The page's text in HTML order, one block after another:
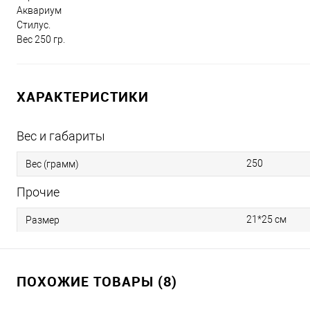
Аквариум
Стилус.
Вес 250 гр.
ХАРАКТЕРИСТИКИ
Вес и габариты
Вес (грамм) 250
Прочие
Размер 21*25 см
ПОХОЖИЕ ТОВАРЫ (8)